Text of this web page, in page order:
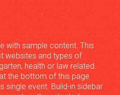
with sample content. This
websites and types of
health or law related.
the bottom of this page
single event. Build-in sidebar